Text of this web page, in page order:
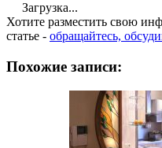
Загрузка...
Хотите разместить свою
статье - обращайтесь,
Похожие записи: